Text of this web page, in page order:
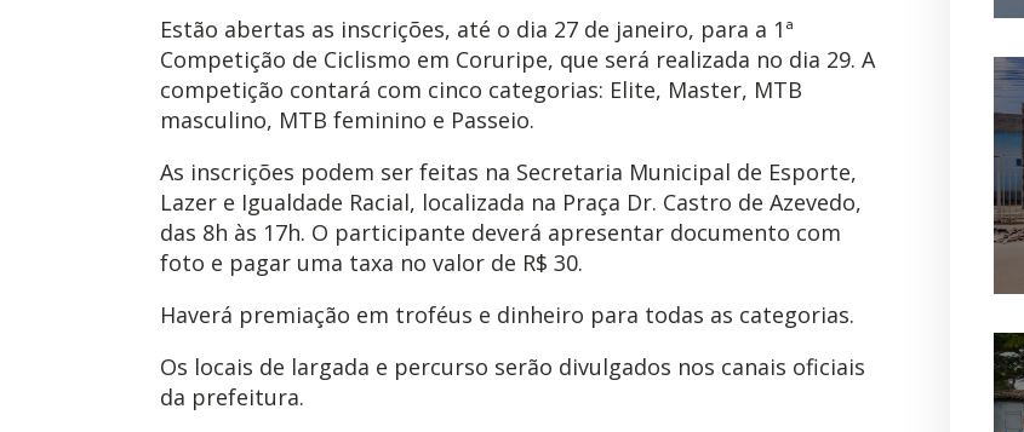
Estão abertas as inscrições, até o dia 27 de janeiro, para a 1ª
Competição de Ciclismo em Coruripe, que será realizada no dia 29. A
competição contará com cinco categorias: Elite, Master, MTB
masculino, MTB feminino e Passeio.
As inscrições podem ser feitas na Secretaria Municipal de Esporte,
Lazer e Igualdade Racial, localizada na Praça Dr. Castro de Azevedo,
das 8h às 17h. O participante deverá apresentar documento com
foto e pagar uma taxa no valor de R$ 30.
Haverá premiação em troféus e dinheiro para todas as categorias.
Os locais de largada e percurso serão divulgados nos canais oficiais
da prefeitura.